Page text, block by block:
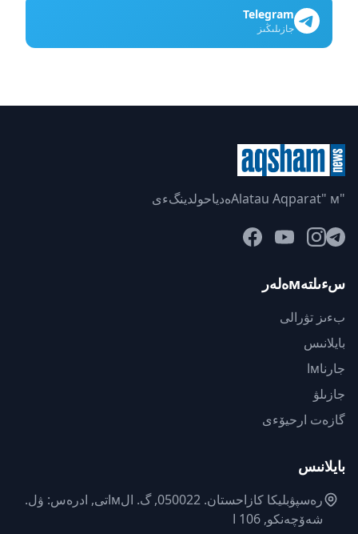
Telegram
جازىلىڭىز
"Alatau Aqparat" мەدياحولدينگءى
سءىلتەмەلەر
بءىز تۋرالى
بايلانىس
جارناмا
جازىلۋ
گازەت ارحيۆءى
بايلانىس
رەسپۋبليكا كازاحستان. 050022, گ. الмاتى, ادرەس: ۋل.
شەۆچەنكو, 106 ا